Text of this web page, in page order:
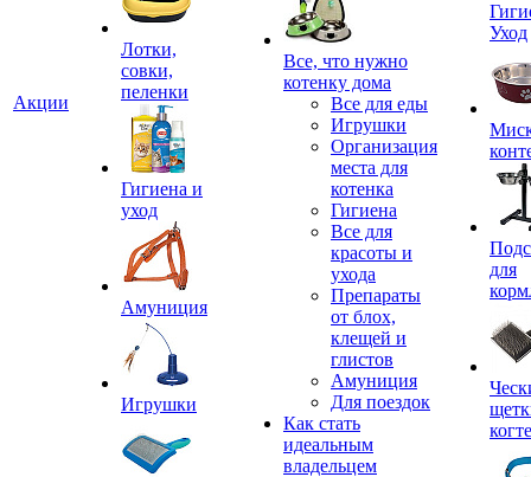
Акции
Лотки,
совки,
пеленки
Гигиена и
уход
Амуниция
Игрушки
Все, что нужно
котенку дома
Все для еды
Игрушки
Организация
места для
котенка
Гигиена
Все для
красоты и
ухода
Препараты
от блох,
клещей и
глистов
Амуниция
Для поездок
Как стать
идеальным
владельцем
Уход
для